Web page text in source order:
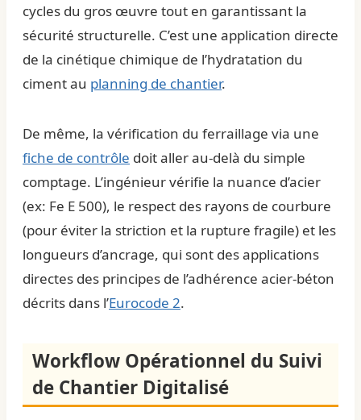
cycles du gros œuvre tout en garantissant la
sécurité structurelle. C’est une application directe
de la cinétique chimique de l’hydratation du
ciment au planning de chantier.
De même, la vérification du ferraillage via une
fiche de contrôle doit aller au-delà du simple
comptage. L’ingénieur vérifie la nuance d’acier
(ex: Fe E 500), le respect des rayons de courbure
(pour éviter la striction et la rupture fragile) et les
longueurs d’ancrage, qui sont des applications
directes des principes de l’adhérence acier-béton
décrits dans l’Eurocode 2.
Workflow Opérationnel du Suivi
de Chantier Digitalisé